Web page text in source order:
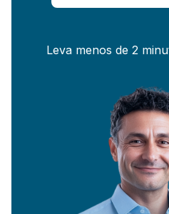
Leva menos de 2